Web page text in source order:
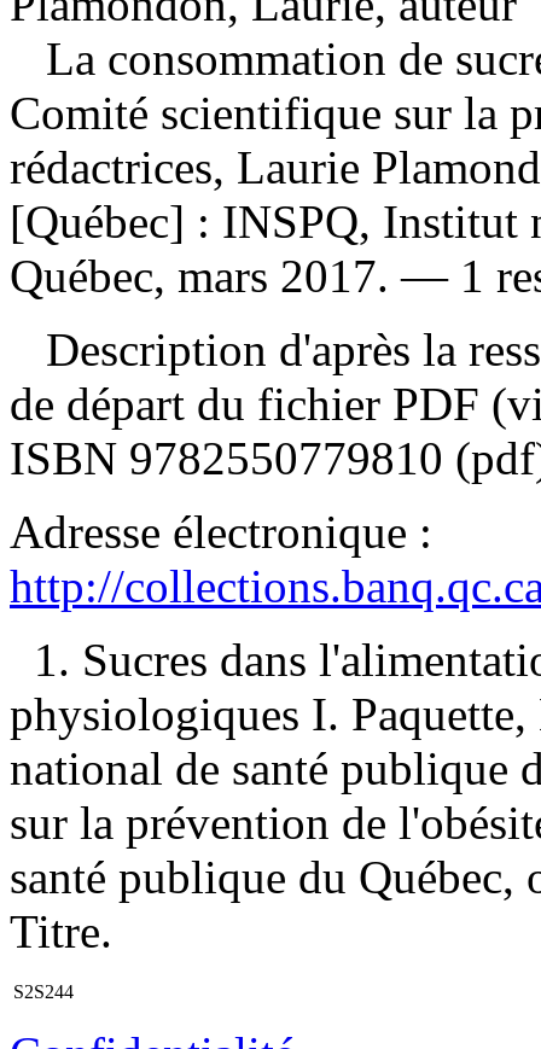
La consommation de
Comité scientifique sur la
rédactrices, Laurie
[Québec] : INSPQ, Institut
Québec, mars 2017. — 1
Description d'après la
de départ du fichier PDF
ISBN 9782550779810
Adresse électronique :
http://
1. Sucres dans
physiologiques I.
national de santé publique
sur la prévention de
santé publique du
Titre.
S2S244